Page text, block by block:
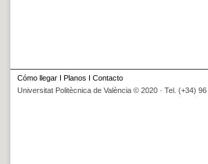
Cómo llegar I Planos I Contacto
Universitat Politècnica de València © 2020 · Tel. (+34)